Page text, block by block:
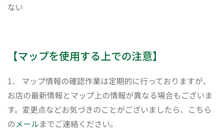
ない
【マップを使用する上での注意】
1． マップ情報の確認作業は定期的に行っておりますが、
お店の最新情報とマップ上の情報が異なる場合もございま
す。変更点などお気づきのことがございましたら、こちら
のメールまでご連絡ください。